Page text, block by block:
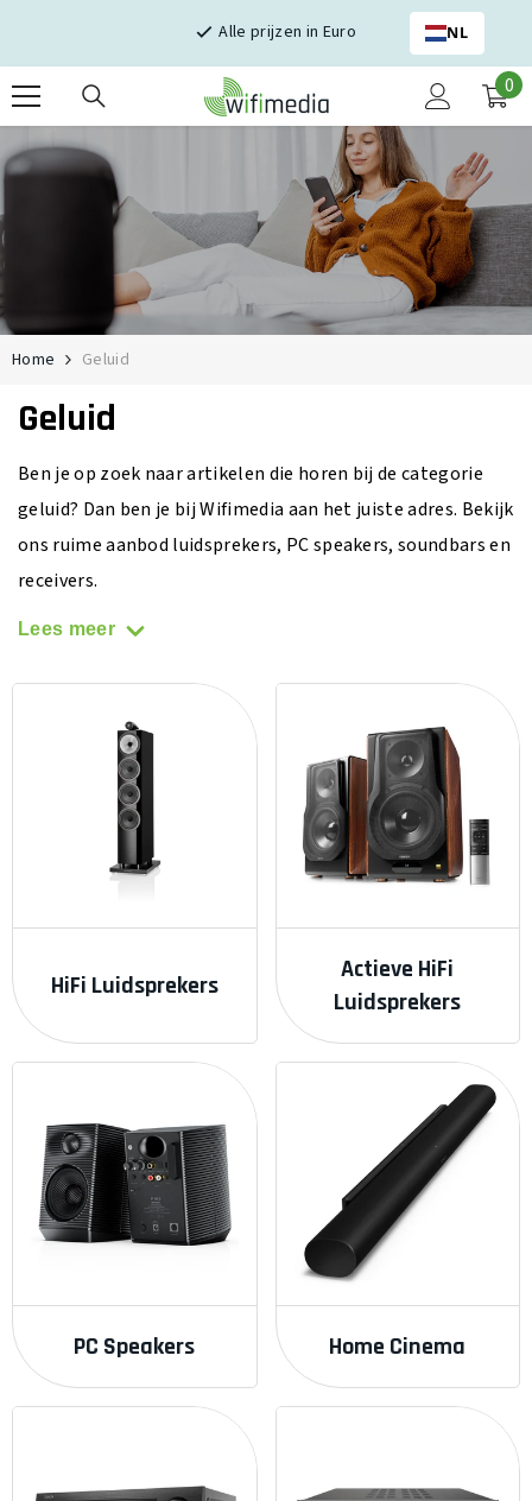
Alle prijzen in Euro NL
0
0
Home Geluid
Geluid
Ben je op zoek naar artikelen die horen bij de categorie
geluid? Dan ben je bij Wifimedia aan het juiste adres. Bekijk
ons ruime aanbod luidsprekers, PC speakers, soundbars en
receivers.
Lees meer
HiFi Luidsprekers
Actieve HiFi
Luidsprekers
PC Speakers Home Cinema